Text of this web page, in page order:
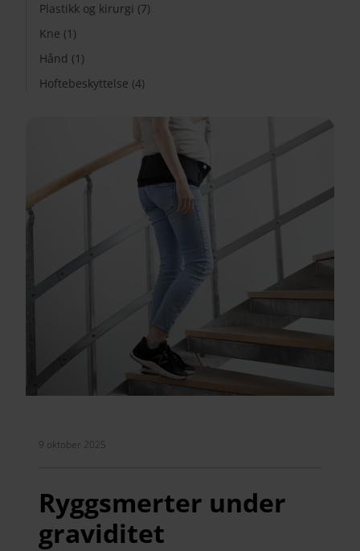
Plastikk og kirurgi (7)
Kne (1)
Hånd (1)
Hoftebeskyttelse (4)
9 oktober 2025
Ryggsmerter under
graviditet